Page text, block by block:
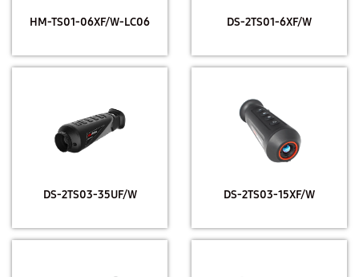
HM-TS01-06XF/W-LC06 DS-2TS01-6XF/W
DS-2TS03-35UF/W DS-2TS03-15XF/W